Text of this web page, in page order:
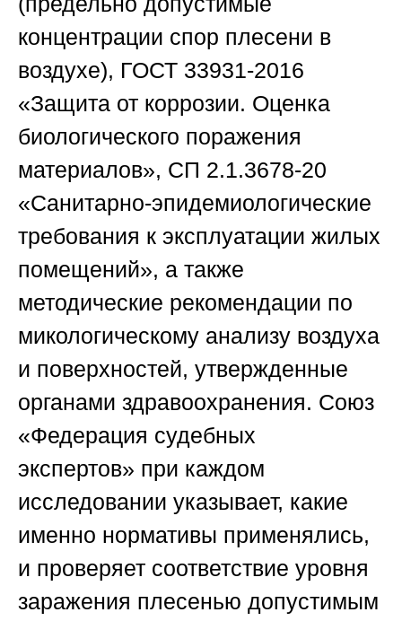
концентрации спор плесени в
воздухе), ГОСТ 33931-2016
«Защита от коррозии. Оценка
биологического поражения
материалов», СП 2.1.3678-20
«Санитарно-эпидемиологические
требования к эксплуатации жилых
помещений», а также
методические рекомендации по
микологическому анализу воздуха
и поверхностей, утвержденные
органами здравоохранения. Союз
«Федерация судебных
экспертов» при каждом
исследовании указывает, какие
именно нормативы применялись,
и проверяет соответствие уровня
заражения плесенью допустимым